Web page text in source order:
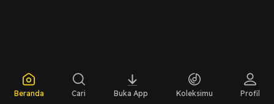
Beranda Cari Buka App Koleksimu Profil